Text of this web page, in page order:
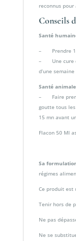
reconnus
Conseils
Santé
– Prendre 15
– Une cure
d’une
Santé animale
– Faire
goutte tous
15 mn avant
Flacon 50 Ml
Sa
régimes
Ce produit est
Tenir hors de
Ne pas
Ne se